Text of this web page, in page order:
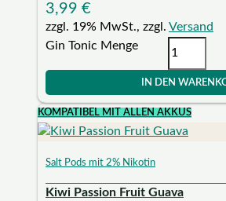
3,99 €
zzgl. 19% MwSt., zzgl. Versand
Gin Tonic Menge
IN DEN
KOMPATIBEL MIT ALLEN AKKUS
Salt Pods mit 2% Nikotin
Kiwi Passion Fruit Guava